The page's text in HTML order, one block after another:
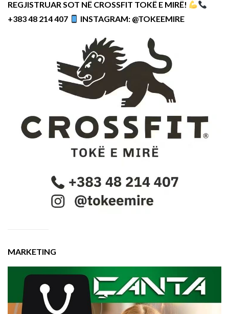
REGJISTRUAR SOT NË CROSSFIT TOKË E MIRË!
+383 48 214 407
INSTAGRAM: @TOKEEMIRE
MARKETING